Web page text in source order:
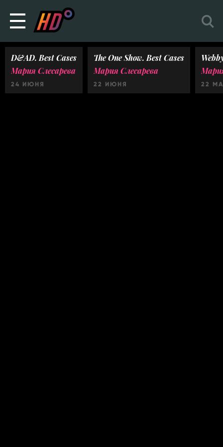
D&AD. Best Cases
Мария Слесарева
24 ИЮНЯ
The One Show. Best Cases
Мария Слесарева
22 ИЮНЯ 22